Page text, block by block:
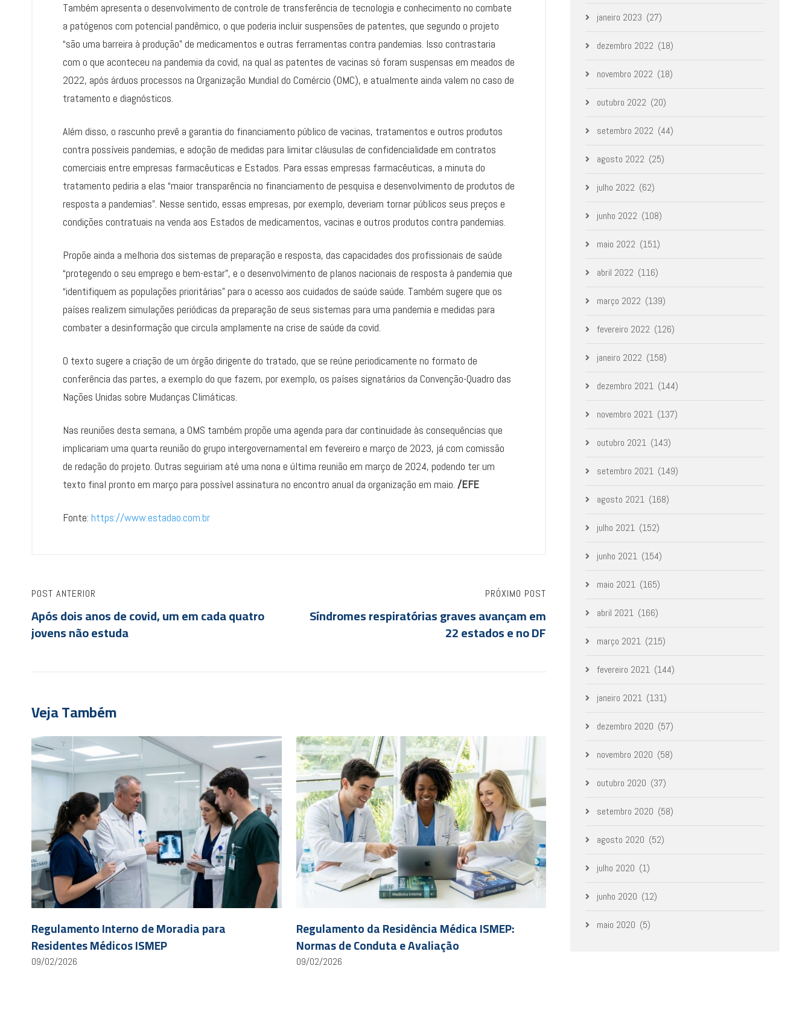
Também apresenta o desenvolvimento de controle de transferência de tecnologia e conhecimento no combate
a patógenos com potencial pandêmico, o que poderia incluir suspensões de patentes, que segundo o projeto
“são uma barreira à produção” de medicamentos e outras ferramentas contra pandemias. Isso contrastaria
com o que aconteceu na pandemia da covid, na qual as patentes de vacinas só foram suspensas em meados de
2022, após árduos processos na Organização Mundial do Comércio (OMC), e atualmente ainda valem no caso de
tratamento e diagnósticos.
Além disso, o rascunho prevê a garantia do financiamento público de vacinas, tratamentos e outros produtos
contra possíveis pandemias, e adoção de medidas para limitar cláusulas de confidencialidade em contratos
comerciais entre empresas farmacêuticas e Estados. Para essas empresas farmacêuticas, a minuta do
tratamento pediria a elas “maior transparência no financiamento de pesquisa e desenvolvimento de produtos de
resposta a pandemias”. Nesse sentido, essas empresas, por exemplo, deveriam tornar públicos seus preços e
condições contratuais na venda aos Estados de medicamentos, vacinas e outros produtos contra pandemias.
Propõe ainda a melhoria dos sistemas de preparação e resposta, das capacidades dos profissionais de saúde
“protegendo o seu emprego e bem-estar”, e o desenvolvimento de planos nacionais de resposta à pandemia que
“identifiquem as populações prioritárias” para o acesso aos cuidados de saúde saúde. Também sugere que os
países realizem simulações periódicas da preparação de seus sistemas para uma pandemia e medidas para
combater a desinformação que circula amplamente na crise de saúde da covid.
O texto sugere a criação de um órgão dirigente do tratado, que se reúne periodicamente no formato de
conferência das partes, a exemplo do que fazem, por exemplo, os países signatários da Convenção-Quadro das
Nações Unidas sobre Mudanças Climáticas.
Nas reuniões desta semana, a OMS também propõe uma agenda para dar continuidade às consequências que
implicariam uma quarta reunião do grupo intergovernamental em fevereiro e março de 2023, já com comissão
de redação do projeto. Outras seguiriam até uma nona e última reunião em março de 2024, podendo ter um
texto final pronto em março para possível assinatura no encontro anual da organização em maio. /EFE
Fonte: https://www.estadao.com.br
POST ANTERIOR
Após dois anos de covid, um em cada quatro
jovens não estuda
PRÓXIMO POST
Síndromes respiratórias graves avançam em
22 estados e no DF
Veja Também
Regulamento Interno de Moradia para
Residentes Médicos ISMEP
09/02/2026
Regulamento da Residência Médica ISMEP:
Normas de Conduta e Avaliação
09/02/2026
janeiro 2023 (27)
dezembro 2022 (18)
novembro 2022 (18)
outubro 2022 (20)
setembro 2022 (44)
agosto 2022 (25)
julho 2022 (62)
junho 2022 (108)
maio 2022 (151)
abril 2022 (116)
março 2022 (139)
fevereiro 2022 (126)
janeiro 2022 (158)
dezembro 2021 (144)
novembro 2021 (137)
outubro 2021 (143)
setembro 2021 (149)
agosto 2021 (168)
julho 2021 (152)
junho 2021 (154)
maio 2021 (165)
abril 2021 (166)
março 2021 (215)
fevereiro 2021 (144)
janeiro 2021 (131)
dezembro 2020 (57)
novembro 2020 (58)
outubro 2020 (37)
setembro 2020 (58)
agosto 2020 (52)
julho 2020 (1)
junho 2020 (12)
maio 2020 (5)